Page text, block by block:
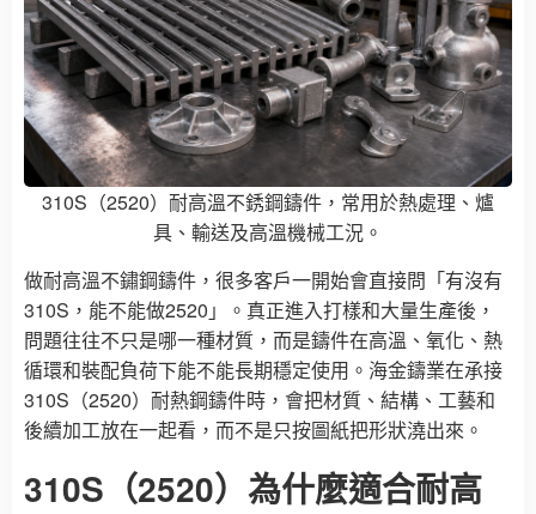
310S（2520） 耐高溫不銹鋼鑄件 ，常用於熱處理、爐
具、輸送及高溫機械工況。
做耐高溫不鏽鋼鑄件，很多客戶一開始會直接問「有沒有
310S，能不能做2520」。真正進入打樣和大量生產後，
問題往往不只是哪一種材質，而是鑄件在高溫、氧化、熱
循環和裝配負荷下能不能長期穩定使用。海金鑄業在承接
310S（2520）耐熱鋼鑄件時，會把材質、結構、工藝和
後續加工放在一起看，而不是只按圖紙把形狀澆出來。
310S（2520）為什麼適合耐高